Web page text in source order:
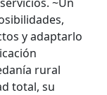
y adaptarlo
rural
total, su